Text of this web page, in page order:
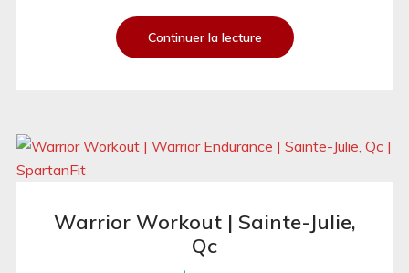
Continuer la lecture
Warrior Workout | Sainte-Julie,
Qc